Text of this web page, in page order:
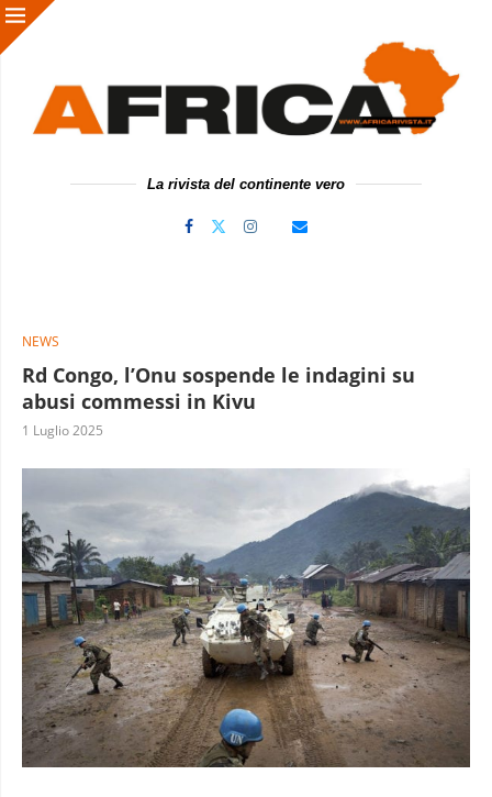
La rivista del continente vero
NEWS
Rd Congo, l’Onu sospende le indagini su
abusi commessi in Kivu
1 Luglio 2025